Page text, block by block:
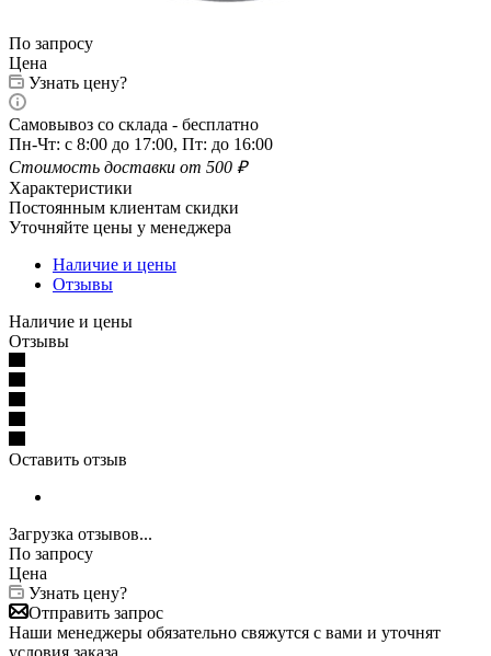
По запросу
Цена
Узнать цену?
Самовывоз со склада - бесплатно
Пн-Чт: с 8:00 до 17:00, Пт: до 16:00
Стоимость доставки от 500 ₽
Характеристики
Постоянным клиентам скидки
Уточняйте цены у менеджера
Наличие и цены
Отзывы
Наличие и цены
Отзывы
Оставить отзыв
Загрузка отзывов...
По запросу
Цена
Узнать цену?
Отправить запрос
Наши менеджеры обязательно свяжутся с вами и уточнят
условия заказа